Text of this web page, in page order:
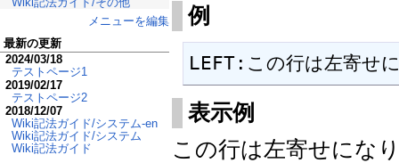
例
LEFT:この行は左寄せ
表示例
この行は左寄せにな
メニューを編集
最新の更新
2024/03/18
テストページ1
2019/02/17
テストページ2
2018/12/07
Wiki記法ガイド/システム-en
Wiki記法ガイド/システム
Wiki記法ガイド